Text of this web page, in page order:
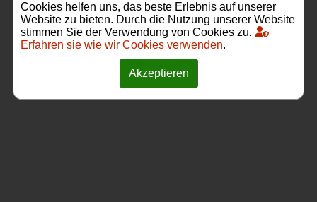
Cookies helfen uns, das beste Erlebnis auf unserer
Website zu bieten. Durch die Nutzung unserer Website
stimmen Sie der Verwendung von Cookies zu.
Erfahren sie wie wir Cookies verwenden.
Akzeptieren